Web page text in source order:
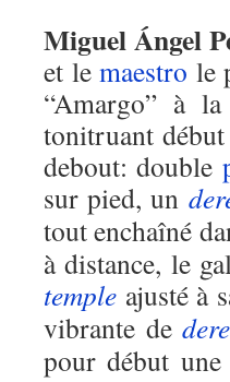
Miguel Ángel
et lemaestro le
“Amargo” à
tonitruant
debout: double
sur pied, un
tout enchaîné
à distance, le
temple ajusté à
vibrante de
pour début